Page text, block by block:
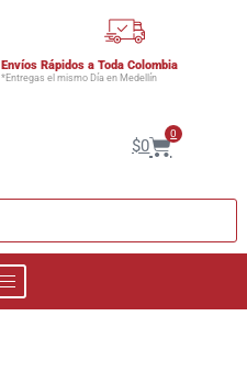
Envíos Rápidos a Toda Colombia
*Entregas el mismo Día en Medellín
$0
0